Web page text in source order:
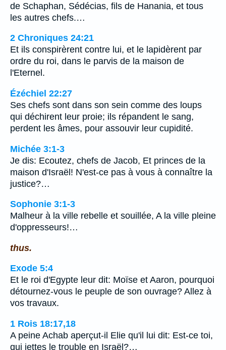
de Schaphan, Sédécias, fils de Hanania, et tous
les autres chefs.…
2 Chroniques 24:21
Et ils conspirèrent contre lui, et le lapidèrent par
ordre du roi, dans le parvis de la maison de
l'Eternel.
Ézéchiel 22:27
Ses chefs sont dans son sein comme des loups
qui déchirent leur proie; ils répandent le sang,
perdent les âmes, pour assouvir leur cupidité.
Michée 3:1-3
Je dis: Ecoutez, chefs de Jacob, Et princes de la
maison d'Israël! N'est-ce pas à vous à connaître la
justice?…
Sophonie 3:1-3
Malheur à la ville rebelle et souillée, A la ville pleine
d'oppresseurs!…
thus.
Exode 5:4
Et le roi d'Egypte leur dit: Moïse et Aaron, pourquoi
détournez-vous le peuple de son ouvrage? Allez à
vos travaux.
1 Rois 18:17,18
A peine Achab aperçut-il Elie qu'il lui dit: Est-ce toi,
qui jettes le trouble en Israël?…